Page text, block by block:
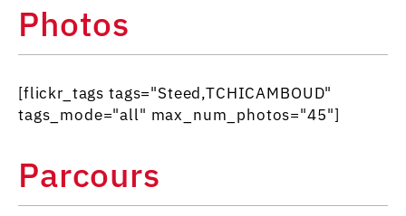
Photos
[flickr_tags tags="Steed,TCHICAMBOUD"
tags_mode="all" max_num_photos="45"]
Parcours